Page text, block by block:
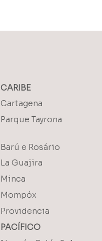
CARIBE
Cartagena
Parque Tayrona
Barú e Rosário
La Guajira
Minca
Mompóx
Providencia
PACÍFICO